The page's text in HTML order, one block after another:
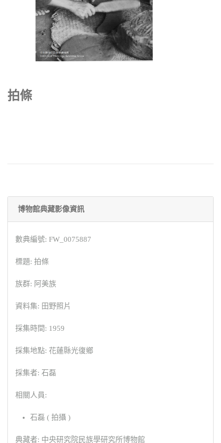
拍條
博物館典藏影像資訊
數典編號: FW_0075887
標題: 拍條
族群: 阿美族
資料集: 田野照片
採集時間: 1959
採集地點: 花蓮縣光復鄉
採集者: 石磊
相關人員:
石磊 ( 拍攝 )
典藏者: 中央研究院民族學研究所博物館